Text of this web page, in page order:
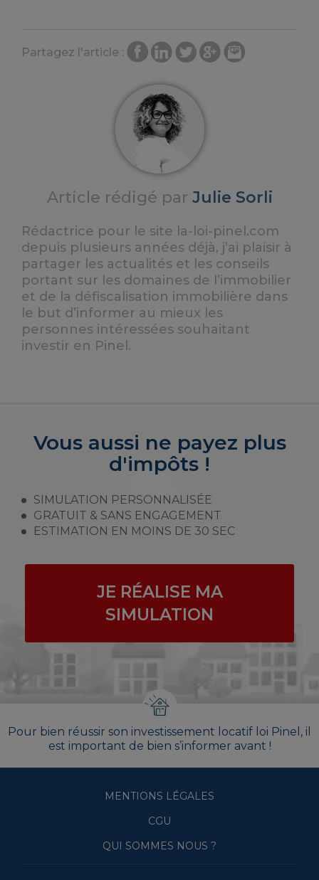
Partagez l'article :
Article rédigé par Julie Sorli
Rédactrice pour le site la-loi-pinel.com
depuis plusieurs années déjà, j’ai plaisir à
partager les actualités et les conseils
portant sur les domaines de l’immobilier
et de la défiscalisation immobilière dans
le but d’informer au mieux les
personnes intéressées souhaitant
investir en Pinel.
Vous aussi ne payez plus
d'impôts !
SIMULATION PERSONNALISÉE
GRATUIT & SANS ENGAGEMENT
ESTIMATION EN MOINS DE 30 SEC
JE RÉALISE MA
SIMULATION
Pour bien réussir son investissement locatif loi Pinel, il
est important de bien s’informer avant !
MENTIONS LÉGALES
CGU
QUI SOMMES NOUS ?